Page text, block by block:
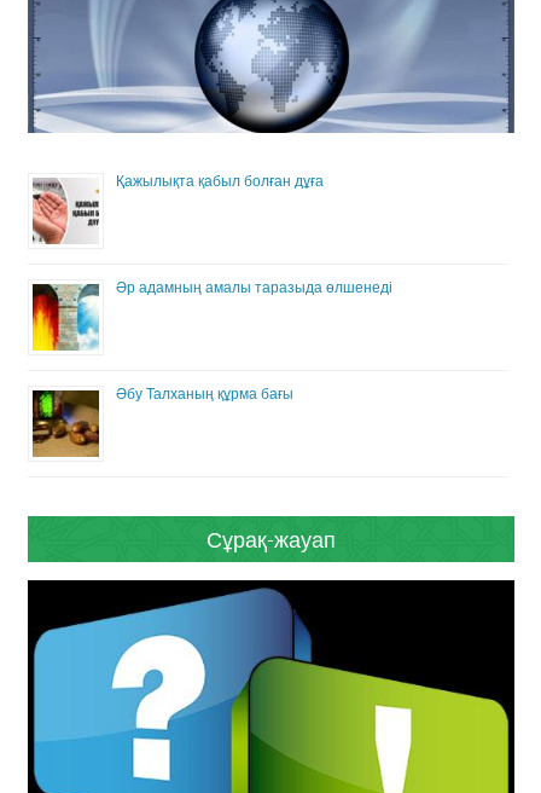
Қажылықта қабыл болған дұға
Әр адамның амалы таразыда өлшенеді
Әбу Талханың құрма бағы
Сұрақ-жауап